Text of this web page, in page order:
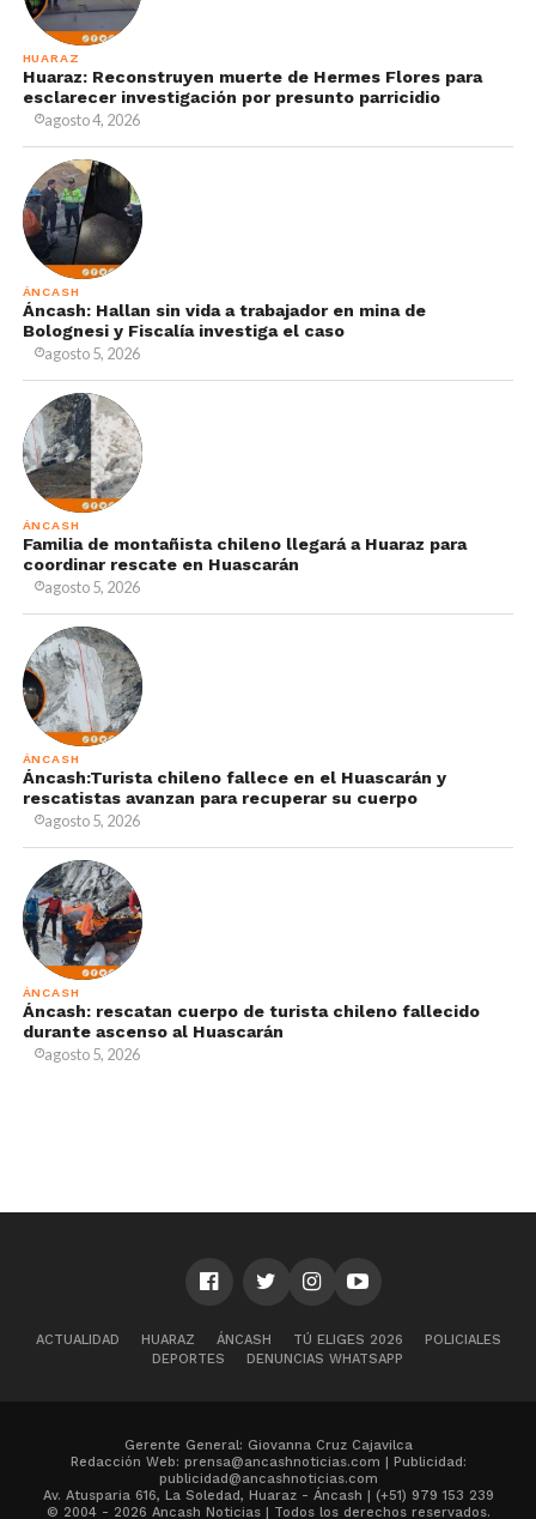
HUARAZ
Huaraz: Reconstruyen muerte de Hermes Flores para
esclarecer investigación por presunto parricidio
agosto 4, 2026
ÁNCASH
Áncash: Hallan sin vida a trabajador en mina de
Bolognesi y Fiscalía investiga el caso
agosto 5, 2026
ÁNCASH
Familia de montañista chileno llegará a Huaraz para
coordinar rescate en Huascarán
agosto 5, 2026
ÁNCASH
Áncash:Turista chileno fallece en el Huascarán y
rescatistas avanzan para recuperar su cuerpo
agosto 5, 2026
ÁNCASH
Áncash: rescatan cuerpo de turista chileno fallecido
durante ascenso al Huascarán
agosto 5, 2026
ACTUALIDAD HUARAZ ÁNCASH TÚ ELIGES 2026
POLICIALES
DEPORTES
DENUNCIAS WHATSAPP
Gerente General: Giovanna Cruz Cajavilca
Redacción Web: prensa@ancashnoticias.com | Publicidad:
publicidad@ancashnoticias.com
Av. Atusparia 616, La Soledad, Huaraz - Áncash | (+51) 979 153 239
© 2004 - 2026 Ancash Noticias | Todos los derechos reservados.